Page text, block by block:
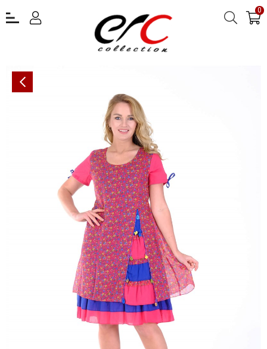
0
OTANTİK ETNİK GİYİM YAZLIK ELBİSE ERC COLLECTİON 4515-F